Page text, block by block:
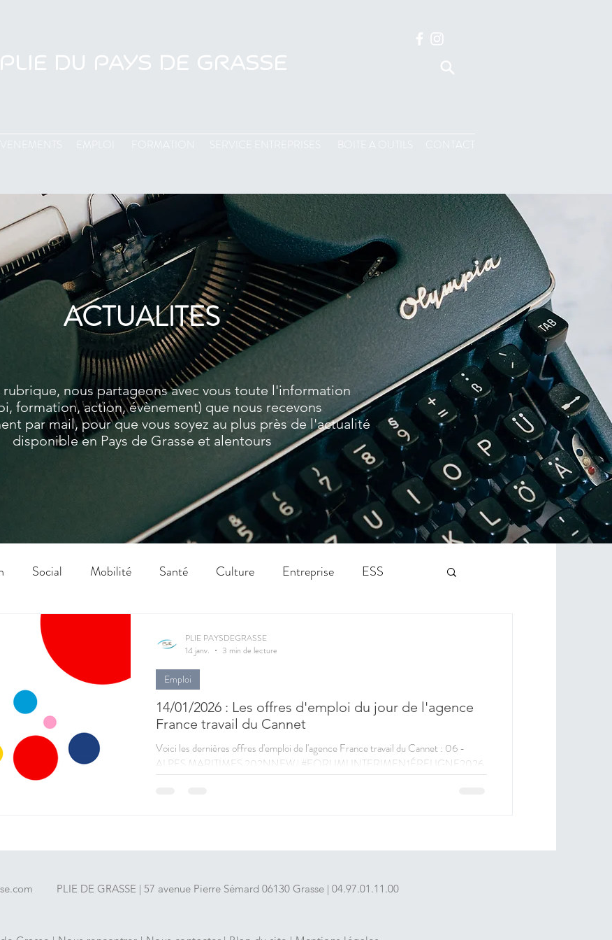
PLIE DU PAYS DE GRASSE
EVENEMENTS FORMATION SERVICE ENTREPRISES BOITE A OUTILS CONTACT
ACTUALITES
rubrique, nous partageons avec vous toute l'information
formation, action, évènement) que nous recevons
par mail, pour que vous soyez au plus près de l'actualité
disponible en Pays de Grasse et alentours
Social Mobilité Santé Culture Entreprise ESS
14/01/2026 : Les offres d'emploi du jour de l'agence
France travail du Cannet
Voici les dernières offres d'emploi de l'agence France travail du Cannet : 06 -
ALPES MARITIMES 202NNFW | #FORUMLINTERIMEN1ÉRELIGNE2026
SECTEUR DE LA SANTÉ (H/F) | CDI Intérimaire | 35h par semaine | 06 -
Emploi
PLIE PAYSDEGRASSE
14 janv.
3 min de lecture
PLIE DE GRASSE | 57 avenue Pierre Sémard 06130 Grasse | 04.97.01.11.00